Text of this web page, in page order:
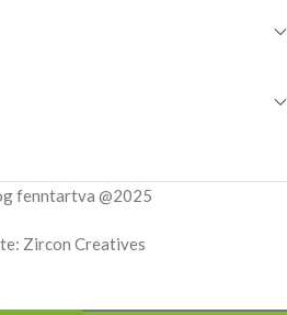
fenntartva @2025
Zircon Creatives